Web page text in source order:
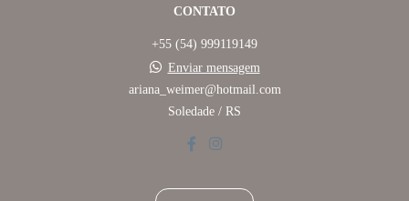
CONTATO
+55 (54) 999119149
Enviar mensagem
ariana_weimer@hotmail.com
Soledade / RS